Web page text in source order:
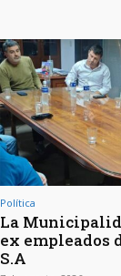
Política
La
ex empleados
S.A